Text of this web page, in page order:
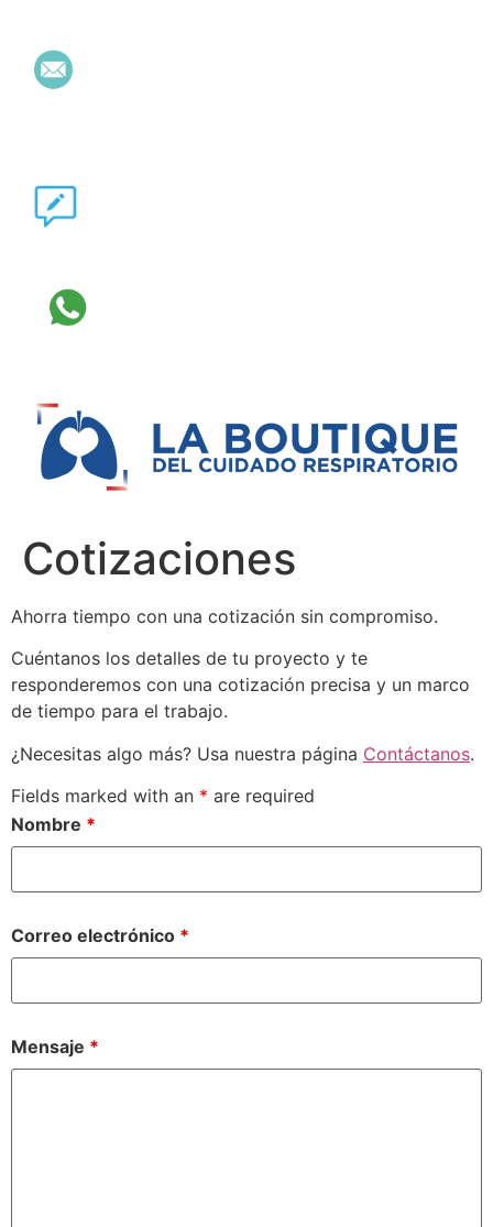
Cotizaciones
Ahorra tiempo con una cotización sin compromiso.
Cuéntanos los detalles de tu proyecto y te
responderemos con una cotización precisa y un marco
de tiempo para el trabajo.
¿Necesitas algo más? Usa nuestra página Contáctanos.
Fields marked with an * are required
Nombre *
Correo electrónico *
Mensaje *